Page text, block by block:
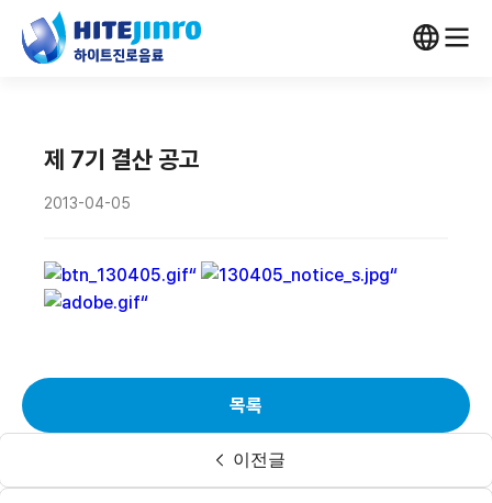
제 7기 결산 공고
2013-04-05
이전글
목록